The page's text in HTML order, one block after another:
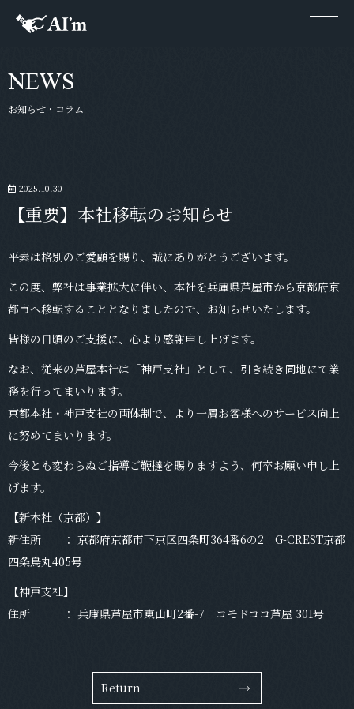
NEWS
お知らせ・コラム
2025.10.30
【重要】本社移転のお知らせ
平素は格別のご愛顧を賜り、誠にありがとうございます。
この度、弊社は事業拡大に伴い、本社を兵庫県芦屋市から京都府京
都市へ移転することとなりましたので、お知らせいたします。
皆様の日頃のご支援に、心より感謝申し上げます。
なお、従来の芦屋本社は「神戸支社」として、引き続き同地にて業
務を行ってまいります。
京都本社・神戸支社の両体制で、より一層お客様へのサービス向上
に努めてまいります。
今後とも変わらぬご指導ご鞭撻を賜りますよう、何卒お願い申し上
げます。
【新本社（京都）】
新住所 ： 京都府京都市下京区四条町364番6の2 G-CREST京都
四条烏丸405号
【神戸支社】
住所 ： 兵庫県芦屋市東山町2番-7 コモドココ芦屋 301号
Return